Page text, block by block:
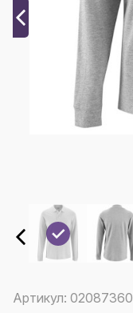
Артикул: 02087360